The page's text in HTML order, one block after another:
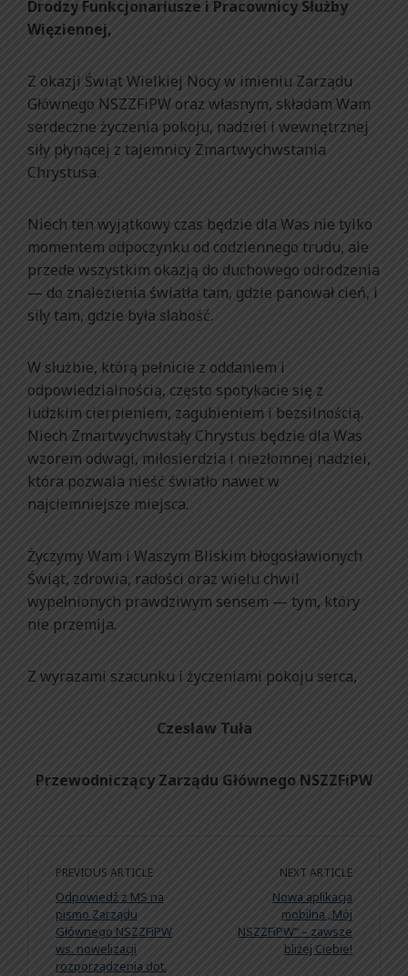
Drodzy Funkcjonariusze i Pracownicy Służby
Więziennej,
Z okazji Świąt Wielkiej Nocy w imieniu Zarządu
Głównego NSZZFiPW oraz własnym, składam Wam
serdeczne życzenia pokoju, nadziei i wewnętrznej
siły płynącej z tajemnicy Zmartwychwstania
Chrystusa.
Niech ten wyjątkowy czas będzie dla Was nie tylko
momentem odpoczynku od codziennego trudu, ale
przede wszystkim okazją do duchowego odrodzenia
— do znalezienia światła tam, gdzie panował cień, i
siły tam, gdzie była słabość.
W służbie, którą pełnicie z oddaniem i
odpowiedzialnością, często spotykacie się z
ludzkim cierpieniem, zagubieniem i bezsilnością.
Niech Zmartwychwstały Chrystus będzie dla Was
wzorem odwagi, miłosierdzia i niezłomnej nadziei,
która pozwala nieść światło nawet w
najciemniejsze miejsca.
Życzymy Wam i Waszym Bliskim błogosławionych
Świąt, zdrowia, radości oraz wielu chwil
wypełnionych prawdziwym sensem — tym, który
nie przemija.
Z wyrazami szacunku i życzeniami pokoju serca,
Czesław Tuła
Przewodniczący Zarządu Głównego NSZZFiPW
PREVIOUS ARTICLE
Odpowiedź z MS na
pismo Zarządu
Głównego NSZZFiPW
ws. nowelizacji
rozporządzenia dot.
NEXT ARTICLE
Nowa aplikacja
mobilna „Mój
NSZZFiPW” – zawsze
bliżej Ciebie!